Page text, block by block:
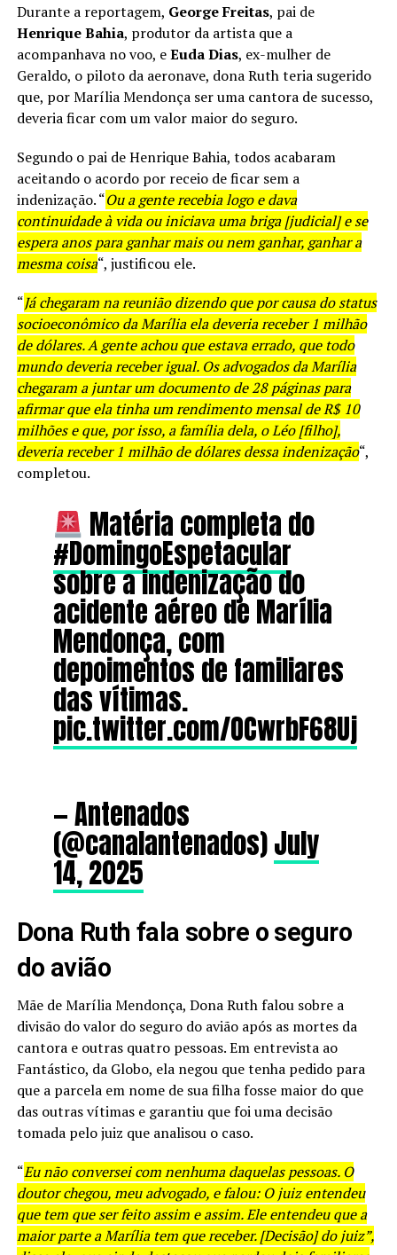
Durante a reportagem, George Freitas, pai de
Henrique Bahia, produtor da artista que a
acompanhava no voo, eEuda Dias, ex-mulher de
Geraldo, o piloto da aeronave, dona Ruth teria sugerido
que, por Marília Mendonça ser uma cantora de sucesso,
deveria ficar com um valor maior do seguro.
Segundo o pai de Henrique Bahia, todos acabaram
aceitando o acordo por receio de ficar sem a
indenização. “Ou a gente recebia logo e dava
continuidade à vida ou iniciava uma briga [judicial] e se
espera anos para ganhar mais ou nem ganhar, ganhar a
mesma coisa“, justificou ele.
“Já chegaram na reunião dizendo que por causa do status
socioeconômico da Marília ela deveria receber 1 milhão
de dólares. A gente achou que estava errado, que todo
mundo deveria receber igual. Os advogados da Marília
chegaram a juntar um documento de 28 páginas para
afirmar que ela tinha um rendimento mensal de R$ 10
milhões e que, por isso, a família dela, o Léo [filho],
deveria receber 1 milhão de dólares dessa indenização“,
completou.
Matéria completa do
#DomingoEspetacular
sobre a indenização do
acidente aéreo de Marília
Mendonça, com
depoimentos de familiares
das vítimas.
pic.twitter.com/OCwrbF68Uj
— Antenados
(@canalantenados)July
14, 2025
Dona Ruth fala sobre o seguro
do avião
Mãe de Marília Mendonça, Dona Ruth falou sobre a
divisão do valor do seguro do avião após as mortes da
cantora e outras quatro pessoas. Em entrevista ao
Fantástico, da Globo, ela negou que tenha pedido para
que a parcela em nome de sua filha fosse maior do que
das outras vítimas e garantiu que foi uma decisão
tomada pelo juiz que analisou o caso.
“Eu não conversei com nenhuma daquelas pessoas. O
doutor chegou, meu advogado, e falou: O juiz entendeu
que tem que ser feito assim e assim. Ele entendeu que a
maior parte a Marília tem que receber. [Decisão] do juiz”,